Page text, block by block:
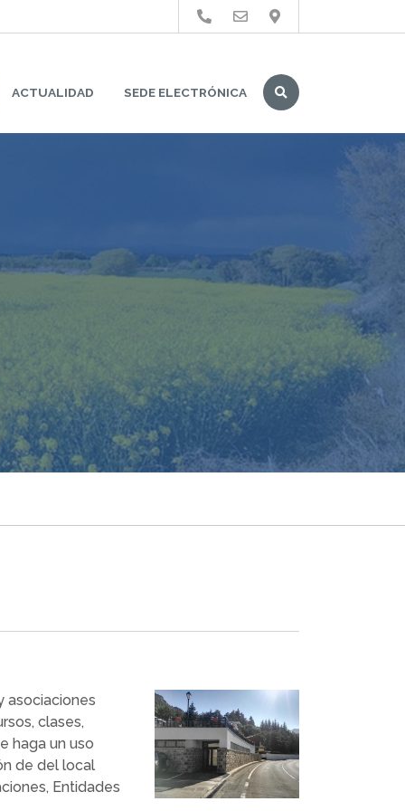
ACTUALIDAD SEDE ELECTRÓNICA
Buscar
asociaciones
clases,
haga un uso
de del local
Entidades